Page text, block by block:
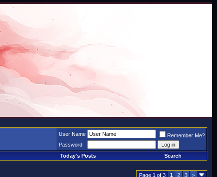
User Name
Remember Me?
Password
Today's Posts
Search
Page 1 of 3 1 2 3 >